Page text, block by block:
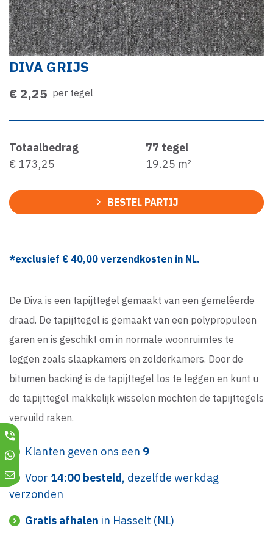
DIVA GRIJS
€ 2,25 per tegel
Totaalbedrag
€ 173,25
77 tegel
19.25 m²
BESTEL PARTIJ
*exclusief € 40,00 verzendkosten in NL.
De Diva is een tapijttegel gemaakt van een gemelêerde
draad. De tapijttegel is gemaakt van een polypropuleen
garen en is geschikt om in normale woonruimtes te
leggen zoals slaapkamers en zolderkamers. Door de
bitumen backing is de tapijttegel los te leggen en kunt u
de tapijttegel makkelijk wisselen mochten de tapijttegels
vervuild raken.
Klanten geven ons een 9
Voor 14:00 besteld, dezelfde werkdag
verzonden
Gratis afhalen in Hasselt (NL)